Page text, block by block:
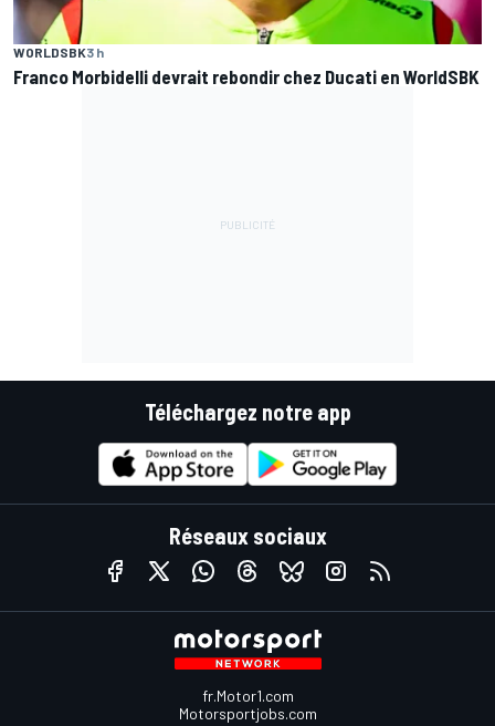
WORLDSBK3 h
Franco Morbidelli devrait rebondir chez Ducati en WorldSBK
Téléchargez notre app
Réseaux sociaux
fr.Motor1.com
Motorsportjobs.com